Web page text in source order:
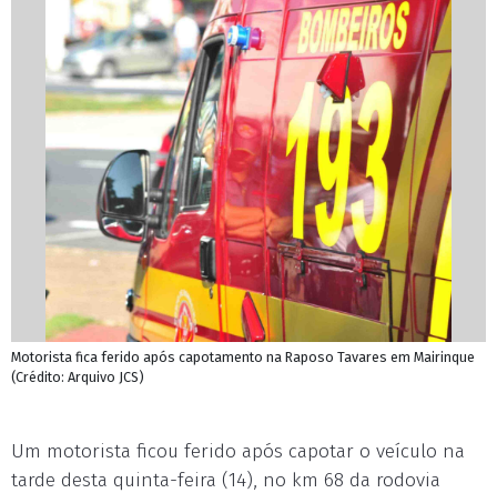
Motorista fica ferido após capotamento na Raposo Tavares em Mairinque
(Crédito: Arquivo JCS)
Um motorista ficou ferido após capotar o veículo na
tarde desta quinta-feira (14), no km 68 da rodovia